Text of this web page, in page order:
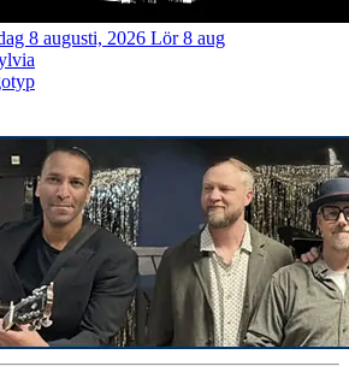
8 augusti, 2026 Lör 8 aug